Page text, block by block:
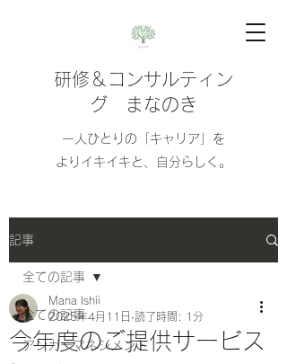
研修＆コンサルティン
グ まなのき
​​一人ひとりの「キャリア」を
よりイキイキと、自分らしく。
記事
全ての記事
アンガーマネジメント
全ての記事
今年度のご提供サービス
Mana Ishii
2025年4月11日 読了時間: 1分